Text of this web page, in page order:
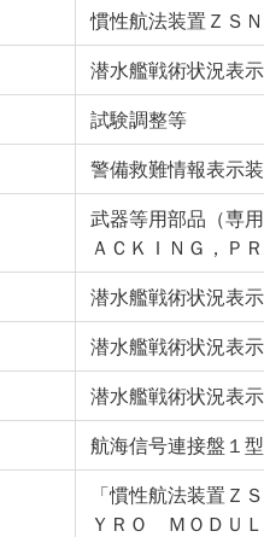
慣性航法装置ＺＳ
潜水艦戦術状況表
試験調整等
警備救難情報表示
武器等用部品（専
ＡＣＫＩＮＧ，Ｐ
潜水艦戦術状況表
潜水艦戦術状況表
潜水艦戦術状況表
航海信号連接盤１型
「慣性航法装置
ＹＲＯ ＭＯＤＵ